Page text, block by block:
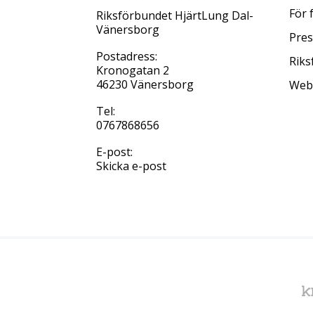
Riksförbundet HjärtLung Dal-
Vänersborg
Postadress:
Kronogatan 2
46230 Vänersborg
Tel:
0767868656
E-post:
Skicka e-post
För